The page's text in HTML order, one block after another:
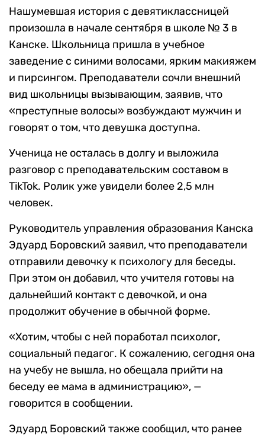
Нашумевшая история с девятиклассницей
произошла в начале сентября в школе № 3 в
Канске. Школьница пришла в учебное
заведение с синими волосами, ярким макияжем
и пирсингом. Преподаватели сочли внешний
вид школьницы вызывающим, заявив, что
«преступные волосы» возбуждают мужчин и
говорят о том, что девушка доступна.
Ученица не осталась в долгу и выложила
разговор с преподавательским составом в
TikTok. Ролик уже увидели более 2,5 млн
человек.
Руководитель управления образования Канска
Эдуард Боровский заявил, что преподаватели
отправили девочку к психологу для беседы.
При этом он добавил, что учителя готовы на
дальнейший контакт с девочкой, и она
продолжит обучение в обычной форме.
«Хотим, чтобы с ней поработал психолог,
социальный педагог. К сожалению, сегодня она
на учебу не вышла, но обещала прийти на
беседу ее мама в администрацию», —
говорится в сообщении.
Эдуард Боровский также сообщил, что ранее